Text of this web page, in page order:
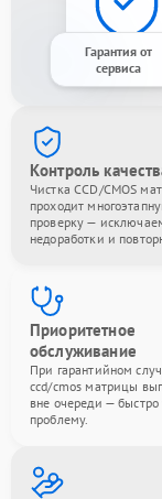
Гарантия от
сервиса
Контроль
Чистка CCD/CMOS
проходит
проверку —
недоработки и
Приоритетное
обслуживание
При гарантийном
ccd/cmos матрицы
вне очереди — быстро
проблему.